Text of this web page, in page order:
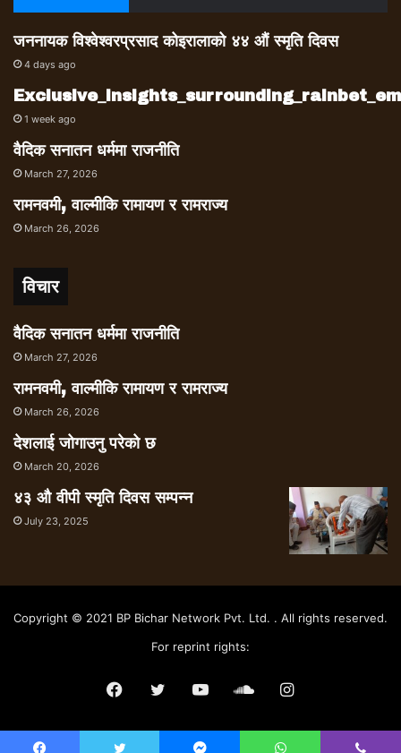
जननायक विश्वेश्वरप्रसाद कोइरालाको ४४ औं स्मृति दिवस
4 days ago
1 week ago
वैदिक सनातन धर्ममा राजनीति
March 27, 2026
रामनवमी, वाल्मीकि रामायण र रामराज्य
March 26, 2026
विचार
वैदिक सनातन धर्ममा राजनीति
March 27, 2026
रामनवमी, वाल्मीकि रामायण र रामराज्य
March 26, 2026
देशलाई जोगाउनु परेको छ
March 20, 2026
४३ औ वीपी स्मृति दिवस सम्पन्न
July 23, 2025
Copyright © 2021 BP Bichar Network Pvt. Ltd. . All rights reserved.
For reprint rights:
Facebook
TwitterYouTubeSoundCloud
Instagram